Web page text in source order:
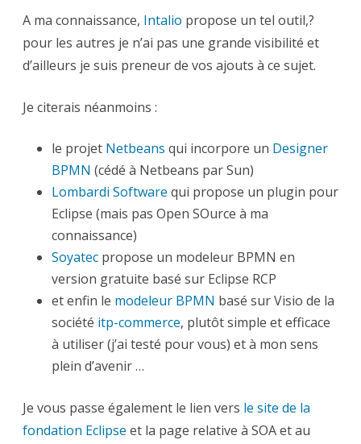
A ma connaissance, Intalio propose un tel outil,?
pour les autres je n’ai pas une grande visibilité et
d’ailleurs je suis preneur de vos ajouts à ce sujet.
Je citerais néanmoins :
le projet Netbeans qui incorpore un Designer
BPMN (cédé à Netbeans par Sun)
Lombardi Software qui propose un plugin pour
Eclipse (mais pas Open SOurce à ma
connaissance)
Soyatec propose un modeleur BPMN en
version gratuite basé sur Eclipse RCP
et enfin le modeleur BPMN basé sur Visio de la
société itp-commerce, plutôt simple et efficace
à utiliser (j’ai testé pour vous) et à mon sens
plein d’avenir …
Je vous passe également le lien vers le site de la
fondation Eclipse et la page relative à SOA et au